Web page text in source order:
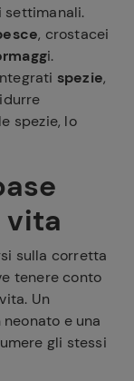
settimanali.
, crostacei
i.
spezie,
spezie, lo
vita
sulla corretta
tenere conto
Un
e una
gli stessi